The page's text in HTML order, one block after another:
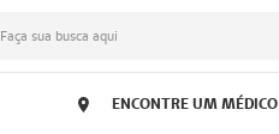
Faça sua busca aqui
ENCONTRE UM MÉDICO